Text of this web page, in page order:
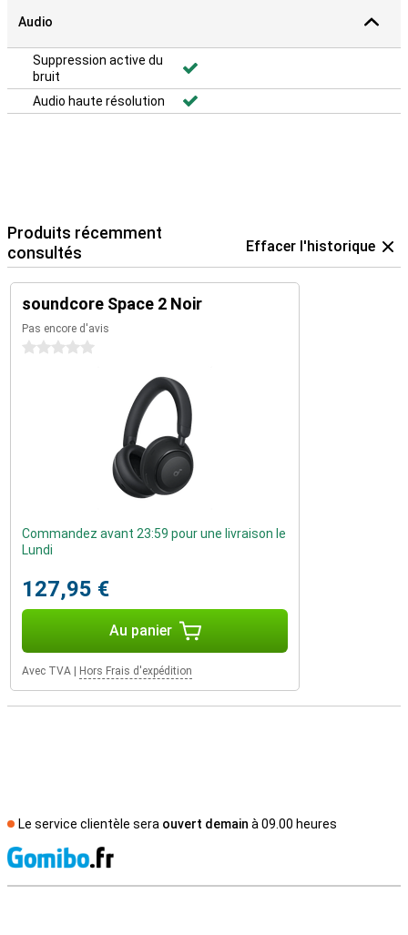
Audio
Suppression active du
bruit
Audio haute résolution
Produits récemment
consultés
Effacer l'historique
soundcore Space 2 Noir
Pas encore d'avis
0 étoiles
Commandez avant 23:59 pour une livraison le
Lundi
127,95 €
Au panier
Avec TVA Hors Frais d'expédition
Le service clientèle sera ouvert demain à 09.00 heures